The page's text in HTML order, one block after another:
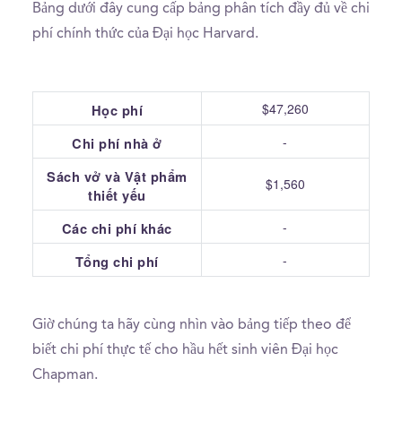
Bảng dưới đây cung cấp bảng phân tích đầy đủ về chi
phí chính thức của Đại học Harvard.
Học phí $47,260
Chi phí nhà ở -
Sách vở và Vật phẩm
thiết yếu
$1,560
Các chi phí khác -
Tổng chi phí -
Giờ chúng ta hãy cùng nhìn vào bảng tiếp theo để
biết chi phí thực tế cho hầu hết sinh viên Đại học
Chapman.